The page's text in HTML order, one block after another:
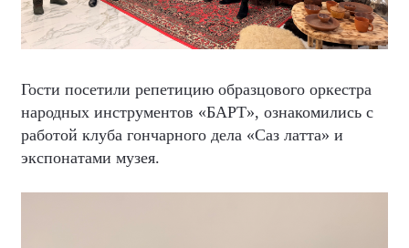
Гости посетили репетицию образцового оркестра
народных инструментов «БАРТ», ознакомились с
работой клуба гончарного дела «Саз латта» и
экспонатами музея.